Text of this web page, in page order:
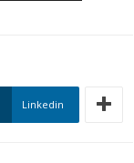
Linkedin